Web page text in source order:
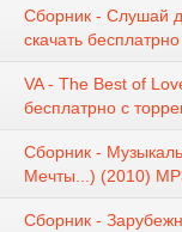
Сборник - Слушай
скачать
VA - The Best of
бесплатрно с
Сборник -
Мечты...) (2010)
Сборник -